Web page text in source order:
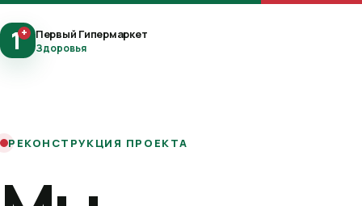
1+ Первый Гипермаркет
Здоровья
РЕКОНСТРУКЦИЯ ПРОЕКТА